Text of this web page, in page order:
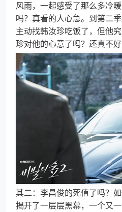
风雨，一起感受了那么多冷
吗？真看的人心急。到第二
主动找韩汝珍吃饭了，但他
珍对他的心意了吗？还真不好
其二：李昌俊的死值了吗？
揭开了一层层黑幕，一个又